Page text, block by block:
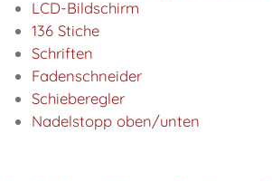
LCD-Bildschirm
136 Stiche
Schriften
Fadenschneider
Schieberegler
Nadelstopp oben/unten